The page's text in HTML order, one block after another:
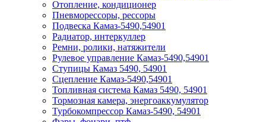
Отопление, кондиционер
Пневморессоры, рессоры
Подвеска Камаз-5490,54901
Радиатор, интеркуллер
Ремни, ролики, натяжители
Рулевое управление Камаз-5490,54901
Ступицы Камаз 5490, 54901
Сцепление Камаз-5490,54901
Топливная система Камаз 5490, 54901
Тормозная камера, энергоаккумулятор
Турбокомпрессор Камаз-5490, 54901